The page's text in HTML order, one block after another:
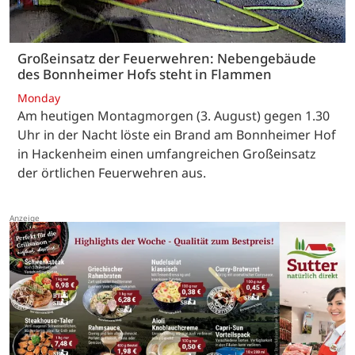
Großeinsatz der Feuerwehren: Nebengebäude
des Bonnheimer Hofs steht in Flammen
Monday
Am heutigen Montagmorgen (3. August) gegen 1.30
Uhr in der Nacht löste ein Brand am Bonnheimer Hof
in Hackenheim einen umfangreichen Großeinsatz
der örtlichen Feuerwehren aus.